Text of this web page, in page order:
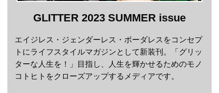
GLITTER 2023 SUMMER issue
エイジレス・ジェンダーレス・ボーダレスをコンセプ
トにライフスタイルマガジンとして新装刊。「グリッ
ターな人生を！」目指し、人生を輝かせるためのモノ
コトヒトをクローズアップするメディアです。